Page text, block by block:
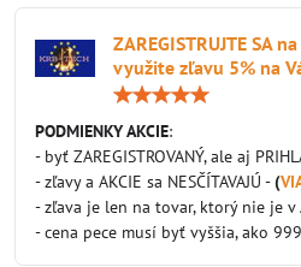
ZAREGISTRUJTE SA
využite zľavu 5% na
PODMIENKY AKCIE:
- byť ZAREGISTROVANÝ, ale aj
- zľavy a AKCIE sa NESČÍTAVAJÚ -(
- zľava je len na tovar, ktorý nie je v
- cena pece musí byť vyššia, ako